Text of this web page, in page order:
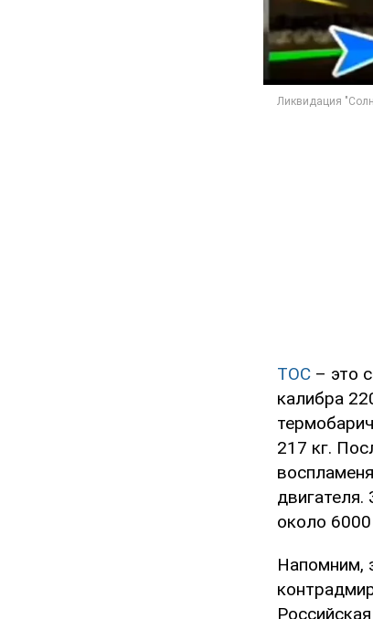
ТОС – это
калибра
217 кг.
около
Напомним,